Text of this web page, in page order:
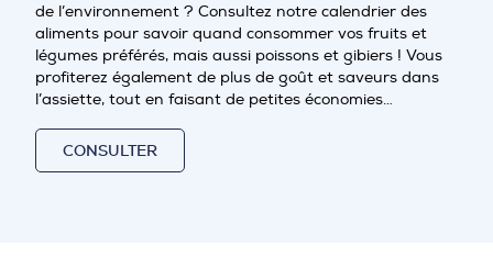
de l’environnement ? Consultez notre calendrier des
aliments pour savoir quand consommer vos fruits et
légumes préférés, mais aussi poissons et gibiers ! Vous
profiterez également de plus de goût et saveurs dans
l’assiette, tout en faisant de petites économies…
CONSULTER